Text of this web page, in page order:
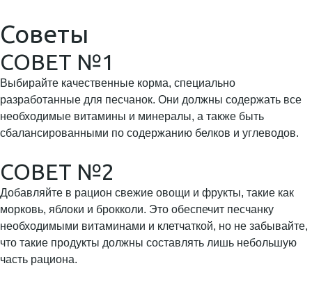
Советы
СОВЕТ №1
Выбирайте качественные корма, специально
разработанные для песчанок. Они должны содержать все
необходимые витамины и минералы, а также быть
сбалансированными по содержанию белков и углеводов.
СОВЕТ №2
Добавляйте в рацион свежие овощи и фрукты, такие как
морковь, яблоки и брокколи. Это обеспечит песчанку
необходимыми витаминами и клетчаткой, но не забывайте,
что такие продукты должны составлять лишь небольшую
часть рациона.